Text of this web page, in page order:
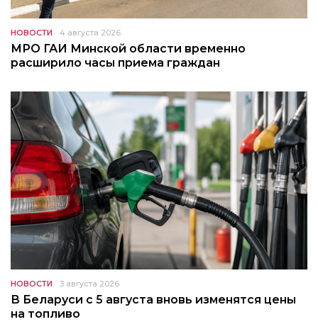
НОВОСТИ 4 августа 2026
МРО ГАИ Минской области временно
расширило часы приема граждан
НОВОСТИ 3 августа 2026
В Беларуси с 5 августа вновь изменятся цены
на топливо